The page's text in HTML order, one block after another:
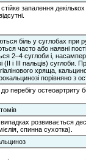
запалення декількох
біль у суглобах при
часто або наявні
2–4 суглоби і,
(II і III пальців) суглоби.
гіалінового хряща,
порівняно з
перебігу остеоартриту
розвивається
спинна сухотка).